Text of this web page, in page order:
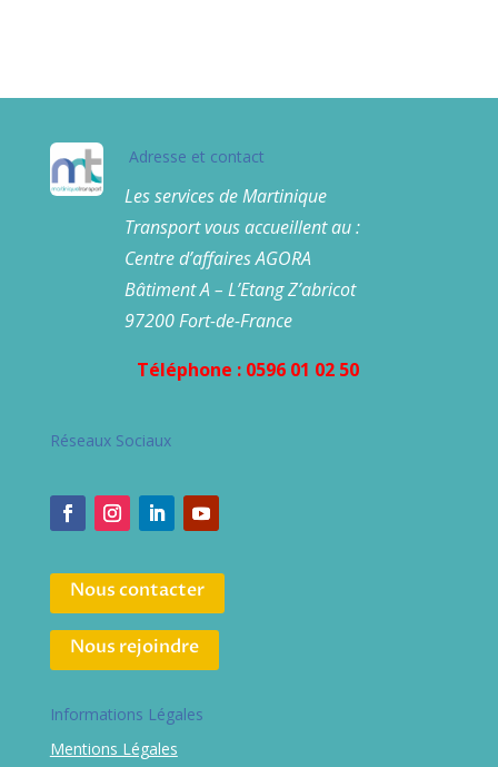
Adresse et contact
Les services de Martinique
Transport vous accueillent au :
Centre d’affaires AGORA
Bâtiment A – L’Etang Z’abricot
97200 Fort-de-France
Téléphone : 0596 01 02 50
Réseaux Sociaux
Nous contacter
Nous rejoindre
Informations Légales
Mentions Légales